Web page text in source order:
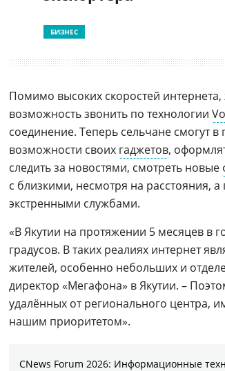
БИЗНЕС
Помимо высоких скоростей
возможность звонить по технологии
соединение. Теперь сельчане смогут
возможности своих гаджетов,
следить за новостями, смотреть новые
с близкими, несмотря на расстояния,
экстренными службами.
«В Якутии на протяжении 5 месяцев в
градусов. В таких реалиях интернет
жителей, особенно небольших и
директор «Мегафона» в Якутии. –
удалённых от регионального центра,
нашим приоритетом».
CNews Forum 2026: Информационные